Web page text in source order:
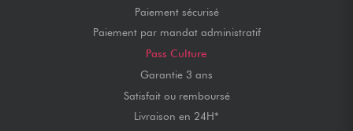
Paiement sécurisé
Paiement par mandat administratif
Pass Culture
Garantie 3 ans
Satisfait ou remboursé
Livraison en 24H*